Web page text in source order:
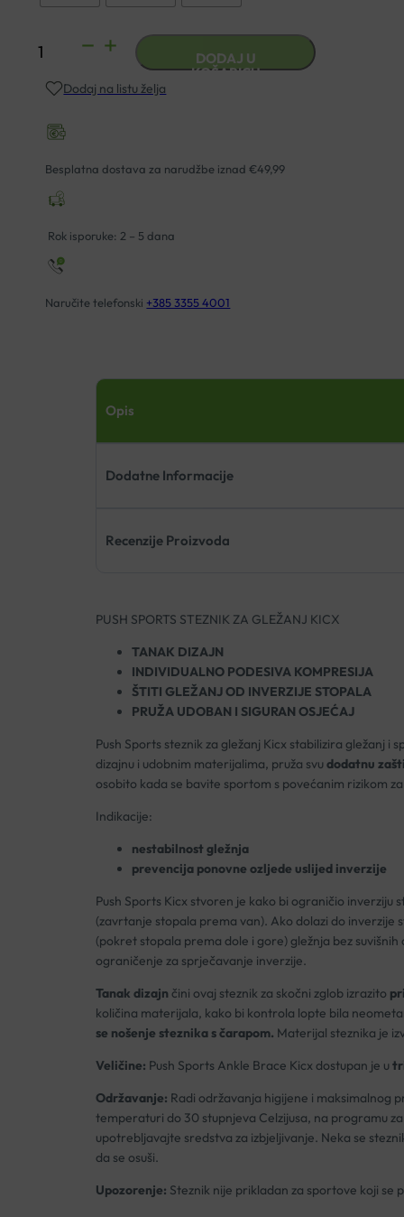
PUSH
STEZNIK
GLEŽANJ
KICX
DODAJ U
KOŠARICU
Dodaj na listu želja
Besplatna dostava za narudžbe iznad €49,99
Rok isporuke: 2 – 5 dana
Naručite telefonski +385 3355 4001
Opis
Dodatne Informacije
Recenzije Proizvoda
PUSH SPORTS STEZNIK ZA GLEŽANJ KICX
TANAK DIZAJN
INDIVIDUALNO PODESIVA KOMPRESIJA
ŠTITI GLEŽANJ OD INVERZIJE STOPALA
PRUŽA UDOBAN I SIGURAN OSJEĆAJ
Push Sports steznik za gležanj Kicx stabilizira gležanj
dizajnu i udobnim materijalima, pruža svu dodatnu
osobito kada se bavite sportom s povećanim rizikom
Indikacije:
nestabilnost gležnja
prevencija ponovne ozljede uslijed inverzije
Push Sports Kicx stvoren je kako bi ograničio
(zavrtanje stopala prema van). Ako dolazi do inverzije
(pokret stopala prema dole i gore) gležnja bez
ograničenje za sprječavanje inverzije.
Tanak dizajn čini ovaj steznik za skočni zglob izrazito
količina materijala, kako bi kontrola lopte bila
se nošenje steznika s čarapom. Materijal steznika je
Veličine: Push Sports Ankle Brace Kicx dostupan je u
Održavanje: Radi održavanja higijene i maksimalnog
temperaturi do 30 stupnjeva Celzijusa, na programu
upotrebljavajte sredstva za izbjeljivanje. Neka se
da se osuši.
Upozorenje: Steznik nije prikladan za sportove koji se